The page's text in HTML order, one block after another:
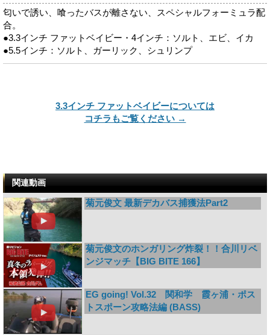
匂いで誘い、喰ったバスが離さない、スペシャルフォーミュラ配
合。
●3.3インチ ファットベイビー・4インチ：ソルト、エビ、イカ
●5.5インチ：ソルト、ガーリック、シュリンプ
3.3インチ ファットベイビーについては
コチラもご覧ください →
関連動画
菊元俊文 最新デカバス捕獲法Part2
菊元俊文のホンガリング炸裂！！合川リベ
ンジマッチ【BIG BITE 166】
EG going! Vol.32 関和学 霞ヶ浦・ポス
トスポーン攻略法編 (BASS)